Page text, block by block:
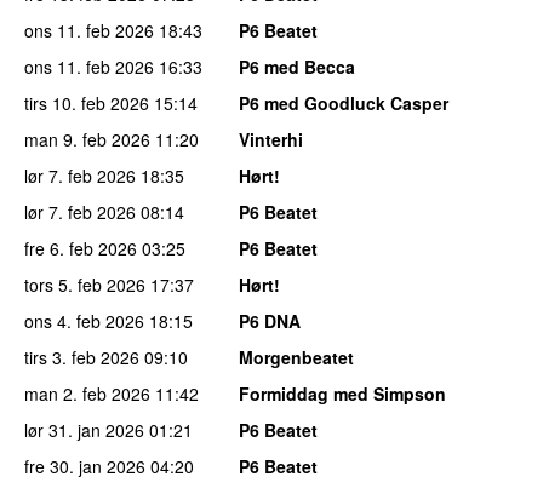
ons 11. feb 2026 18:43
P6 Beatet
ons 11. feb 2026 16:33
P6 med Becca
tirs 10. feb 2026 15:14
P6 med Goodluck Casper
man 9. feb 2026 11:20
Vinterhi
lør 7. feb 2026 18:35
Hørt!
lør 7. feb 2026 08:14
P6 Beatet
fre 6. feb 2026 03:25
P6 Beatet
tors 5. feb 2026 17:37
Hørt!
ons 4. feb 2026 18:15
P6 DNA
tirs 3. feb 2026 09:10
Morgenbeatet
man 2. feb 2026 11:42
Formiddag med Simpson
lør 31. jan 2026 01:21
P6 Beatet
fre 30. jan 2026 04:20
P6 Beatet